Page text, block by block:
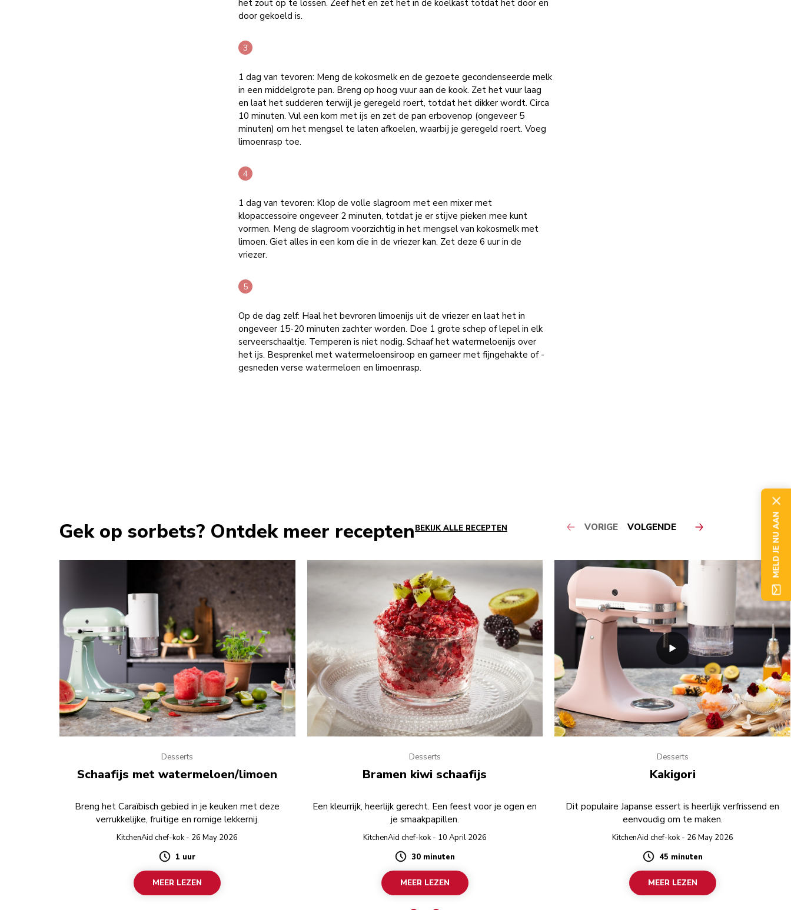
het zout op te lossen. Zeef het en zet het in de koelkast totdat het door en
door gekoeld is.
1 dag van tevoren: Meng de kokosmelk en de gezoete gecondenseerde melk
in een middelgrote pan. Breng op hoog vuur aan de kook. Zet het vuur laag
en laat het sudderen terwijl je geregeld roert, totdat het dikker wordt. Circa
10 minuten. Vul een kom met ijs en zet de pan erbovenop (ongeveer 5
minuten) om het mengsel te laten afkoelen, waarbij je geregeld roert. Voeg
limoenrasp toe.
1 dag van tevoren: Klop de volle slagroom met een mixer met
klopaccessoire ongeveer 2 minuten, totdat je er stijve pieken mee kunt
vormen. Meng de slagroom voorzichtig in het mengsel van kokosmelk met
limoen. Giet alles in een kom die in de vriezer kan. Zet deze 6 uur in de
vriezer.
Op de dag zelf: Haal het bevroren limoenijs uit de vriezer en laat het in
ongeveer 15-20 minuten zachter worden. Doe 1 grote schep of lepel in elk
serveerschaaltje. Temperen is niet nodig. Schaaf het watermeloenijs over
het ijs. Besprenkel met watermeloensiroop en garneer met fijngehakte of -
gesneden verse watermeloen en limoenrasp.
Gek op sorbets? Ontdek meer receptenBEKIJK ALLE RECEPTEN VORIGE VOLGENDE
Desserts
Schaafijs met watermeloen/limoen
Breng het Caraïbisch gebied in je keuken met deze
verrukkelijke, fruitige en romige lekkernij.
KitchenAid chef-kok - 26 May 2026
Duration
1 uur
MEER LEZEN
Desserts
Bramen kiwi schaafijs
Een kleurrijk, heerlijk gerecht. Een feest voor je ogen en
je smaakpapillen.
KitchenAid chef-kok - 10 April 2026
Duration
30 minuten
MEER LEZEN
Desserts
Kakigori
Dit populaire Japanse essert is heerlijk verfrissend en
eenvoudig om te maken.
KitchenAid chef-kok - 26 May 2026
Duration
45 minuten
MEER LEZEN
MELD JE NU AAN